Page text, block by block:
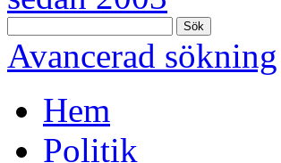
Sök
Avancerad sökning
Hem
Politik